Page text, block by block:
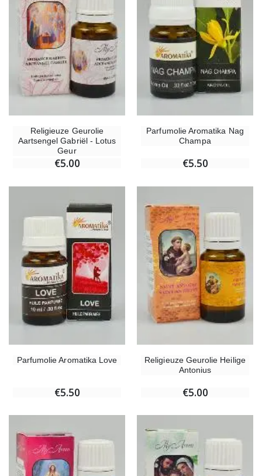
Religieuze Geurolie
Aartsengel Gabriël - Lotus
Geur
€5.00
Parfumolie Aromatika Nag
Champa
€5.50
Parfumolie Aromatika Love
€5.50
Religieuze Geurolie Heilige
Antonius
€5.00